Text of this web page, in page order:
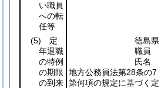
い職員
への転
任等
(5) 定
年退職
の特例
の期限
の到来
徳島県
職員
氏名
地方公務員法第28条の7
第何項の規定に基づく定